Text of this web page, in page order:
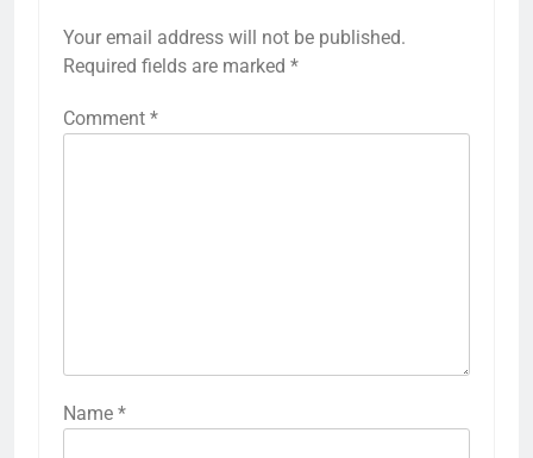
Your email address will not be published.
Required fields are marked *
Comment *
Name *